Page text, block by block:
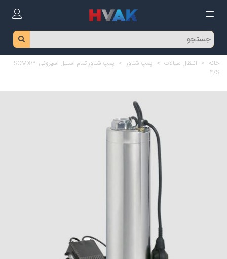
خانه > انتقال سیالات > پمپ شناور >
پمپ شناور تمام استیل اسپرونی SCMX3-
4/S